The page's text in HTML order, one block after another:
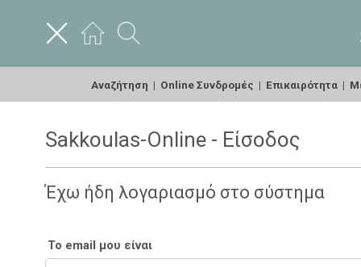
Αναζήτηση | Online Συνδρομές | Επικαιρότητα |
Sakkoulas-Online - Είσοδος
Έχω ήδη λογαριασμό στο σύστημα
Το email μου είναι